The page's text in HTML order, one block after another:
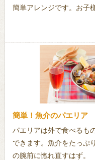
簡単アレンジです。お子
簡単！魚介のパエリア
パエリアは外で食べるも
できます。魚介をたっぷ
の腕前に惚れ直すはず。